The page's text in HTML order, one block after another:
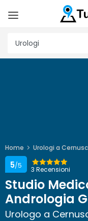
Home Urologi a
3 Recensioni
5/5
Studio
Andrologia
Urologo a